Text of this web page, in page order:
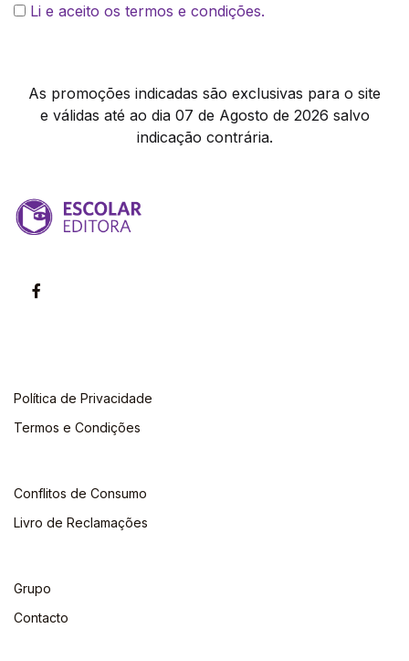
Li e aceito os termos e condições.
As promoções indicadas são exclusivas para o site
e válidas até ao dia 07 de Agosto de 2026 salvo
indicação contrária.
Política de Privacidade
Termos e Condições
Conflitos de Consumo
Livro de Reclamações
Grupo
Contacto